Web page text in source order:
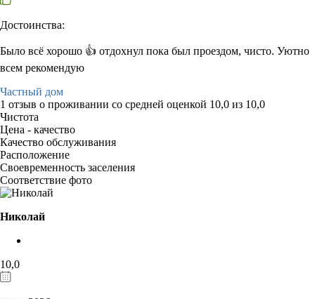
Достоинства:
Было всё хорошо 👍 отдохнул пока был проездом, чисто. Уютно
всем рекомендую
Частный дом
1 отзыв о проживании со средней оценкой 10,0 из 10,0
Чистота
Цена - качество
Качество обслуживания
Расположение
Своевременность заселения
Соответствие фото
Николай
10,0